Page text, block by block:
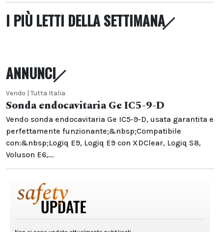
I PIÙ LETTI DELLA SETTIMANA
ANNUNCI
Vendo | Tutta Italia
Sonda endocavitaria Ge IC5-9-D
Vendo sonda endocavitaria Ge IC5-9-D, usata garantita e
perfettamente funzionante;&nbsp;Compatibile
con:&nbsp;Logiq E9, Logiq E9 con XDClear, Logiq S8,
Voluson E6,...